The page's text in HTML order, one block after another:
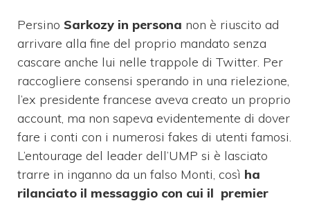
Persino Sarkozy in persona non è riuscito ad
arrivare alla fine del proprio mandato senza
cascare anche lui nelle trappole di Twitter. Per
raccogliere consensi sperando in una rielezione,
l’ex presidente francese aveva creato un proprio
account, ma non sapeva evidentemente di dover
fare i conti con i numerosi fakes di utenti famosi.
L’entourage del leader dell’UMP si è lasciato
trarre in inganno da un falso Monti, così ha
rilanciato il messaggio con cui il premier